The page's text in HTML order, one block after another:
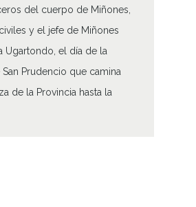
del cuerpo de Miñones,
y el jefe de Miñones
Ugartondo, el día de la
Prudencio que camina
de la Provincia hasta la